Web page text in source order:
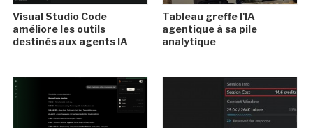
Visual Studio Code
améliore les outils
destinés aux agents IA
Tableau greffe l'IA
agentique à sa pile
analytique